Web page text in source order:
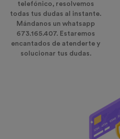
telefónico, resolvemos
todas tus dudas al instante.
Mándanos un whatsapp
673.165.407. Estaremos
encantados de atenderte y
solucionar tus dudas.